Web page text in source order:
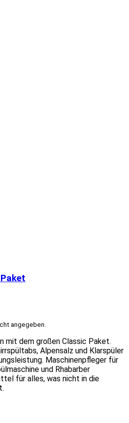
angegeben.
mit dem großen Classic Paket.
Alpensalz und Klarspüler
Maschinenpfleger für
und Rhabarber
für alles, was nicht in die